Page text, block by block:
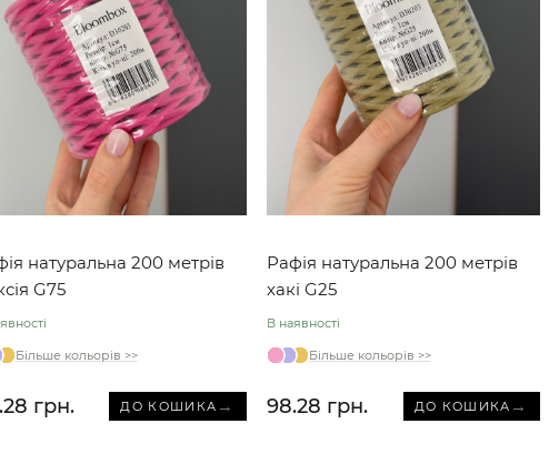
натуральна 200 метрів
G75
Більше кольорів >>
грн. ДО КОШИКА →
Рафія натуральна 200 метрів
хакі G25
В наявності
Більше кольорів >>
98.28 грн. ДО КОШИКА →